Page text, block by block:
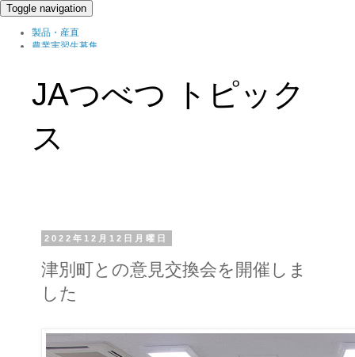
Toggle navigation
製品・産直
農業実習生募集
ブログ
JAつべつ トピック
ス
2022年12月12日月曜日
津別町との意見交換会を開催しま
した